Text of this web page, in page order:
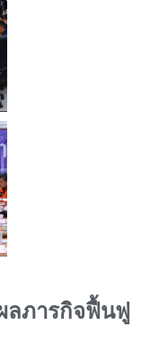
ลภารกิจฟื้นฟู